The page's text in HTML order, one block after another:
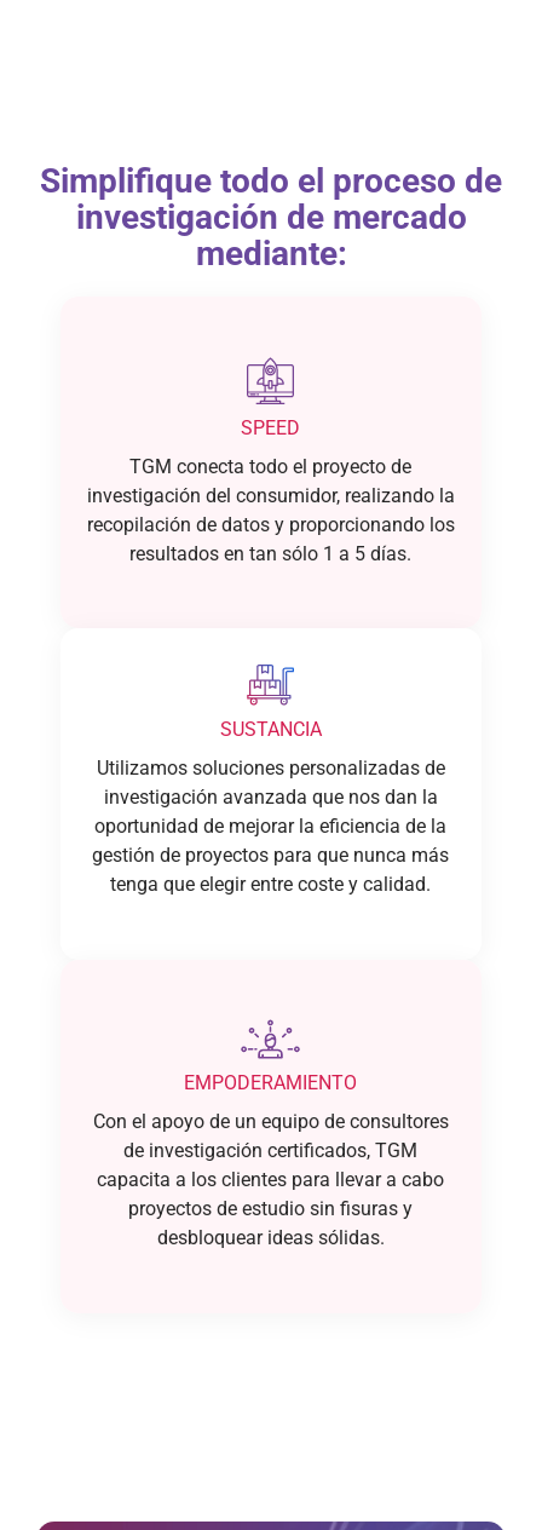
Simplifique todo el proceso de
investigación de mercado
mediante:
SPEED
TGM conecta todo el proyecto de
investigación del consumidor, realizando la
recopilación de datos y proporcionando los
resultados en tan sólo 1 a 5 días.
SUSTANCIA
Utilizamos soluciones personalizadas de
investigación avanzada que nos dan la
oportunidad de mejorar la eficiencia de la
gestión de proyectos para que nunca más
tenga que elegir entre coste y calidad.
EMPODERAMIENTO
Con el apoyo de un equipo de consultores
de investigación certificados, TGM
capacita a los clientes para llevar a cabo
proyectos de estudio sin fisuras y
desbloquear ideas sólidas.